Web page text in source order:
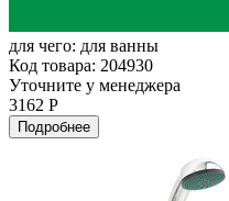
для чего: для ванны
Код товара: 204930
Уточните у менеджера
3162 Р
Подробнее